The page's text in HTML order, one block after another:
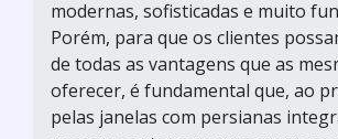
modernas, sofisticadas e muito
Porém, para que os clientes
de todas as vantagens que as
oferecer, é fundamental que, ao
pelas janelas com persianas